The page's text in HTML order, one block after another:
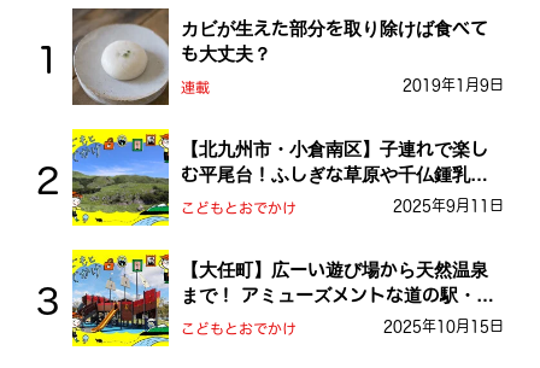
カビが生えた部分を取り除けば食べて
も大丈夫？
連載 2019年1月9日
【北九州市・小倉南区】子連れで楽し
む平尾台！ふしぎな草原や千仏鍾乳洞
を探検しよう！
こどもとおでかけ 2025年9月11日
【大任町】広ーい遊び場から天然温泉
まで！ アミューズメントな道の駅・お
おとう桜街道
こどもとおでかけ 2025年10月15日